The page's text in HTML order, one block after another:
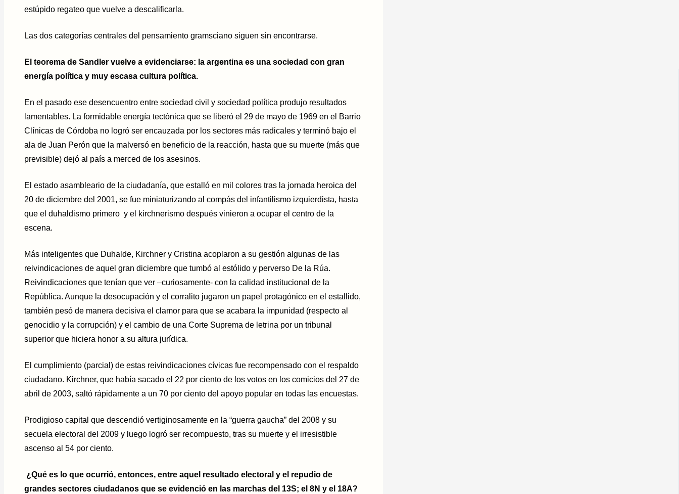
estúpido regateo que vuelve a descalificarla.
Las dos categorías centrales del pensamiento gramsciano siguen sin encontrarse.
El teorema de Sandler vuelve a evidenciarse: la argentina es una sociedad con gran
energía política y muy escasa cultura política.
En el pasado ese desencuentro entre sociedad civil y sociedad política produjo resultados
lamentables. La formidable energía tectónica que se liberó el 29 de mayo de 1969 en el Barrio
Clínicas de Córdoba no logró ser encauzada por los sectores más radicales y terminó bajo el
ala de Juan Perón que la malversó en beneficio de la reacción, hasta que su muerte (más que
previsible) dejó al país a merced de los asesinos.
El estado asambleario de la ciudadanía, que estalló en mil colores tras la jornada heroica del
20 de diciembre del 2001, se fue miniaturizando al compás del infantilismo izquierdista, hasta
que el duhaldismo primero y el kirchnerismo después vinieron a ocupar el centro de la
escena.
Más inteligentes que Duhalde, Kirchner y Cristina acoplaron a su gestión algunas de las
reivindicaciones de aquel gran diciembre que tumbó al estólido y perverso De la Rúa.
Reivindicaciones que tenían que ver –curiosamente- con la calidad institucional de la
República. Aunque la desocupación y el corralito jugaron un papel protagónico en el estallido,
también pesó de manera decisiva el clamor para que se acabara la impunidad (respecto al
genocidio y la corrupción) y el cambio de una Corte Suprema de letrina por un tribunal
superior que hiciera honor a su altura jurídica.
El cumplimiento (parcial) de estas reivindicaciones cívicas fue recompensado con el respaldo
ciudadano. Kirchner, que había sacado el 22 por ciento de los votos en los comicios del 27 de
abril de 2003, saltó rápidamente a un 70 por ciento del apoyo popular en todas las encuestas.
Prodigioso capital que descendió vertiginosamente en la “guerra gaucha” del 2008 y su
secuela electoral del 2009 y luego logró ser recompuesto, tras su muerte y el irresistible
ascenso al 54 por ciento.
¿Qué es lo que ocurrió, entonces, entre aquel resultado electoral y el repudio de
grandes sectores ciudadanos que se evidenció en las marchas del 13S; el 8N y el 18A?